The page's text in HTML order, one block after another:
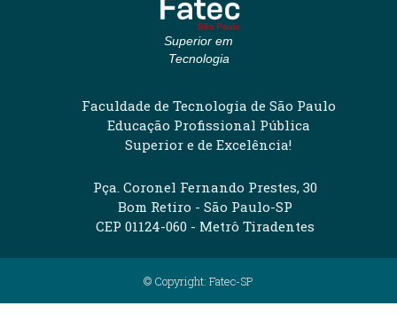
Superior em
Tecnologia
Faculdade de Tecnologia de São Paulo
Educação Profissional Pública
Superior e de Excelência!
Pça. Coronel Fernando Prestes, 30
Bom Retiro - São Paulo-SP
CEP 01124-060 - Metrô Tiradentes
© Copyright: Fatec-SP